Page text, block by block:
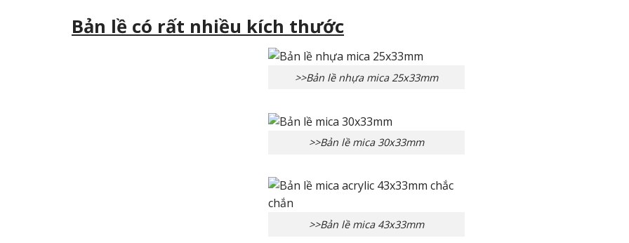
Bản lề có rất nhiều kích thước
>>Bản lề nhựa mica 25x33mm
>>Bản lề mica 30x33mm
>>Bản lề mica 43x33mm